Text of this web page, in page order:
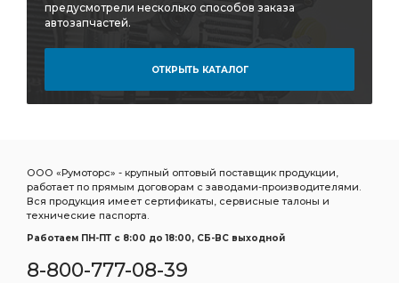
предусмотрели несколько способов заказа
автозапчастей.
ОТКРЫТЬ КАТАЛОГ
ООО «Румоторс» - крупный оптовый поставщик продукции,
работает по прямым договорам с заводами-производителями.
Вся продукция имеет сертификаты, сервисные талоны и
технические паспорта.
Работаем ПН-ПТ c 8:00 до 18:00, СБ-ВС выходной
8-800-777-08-39